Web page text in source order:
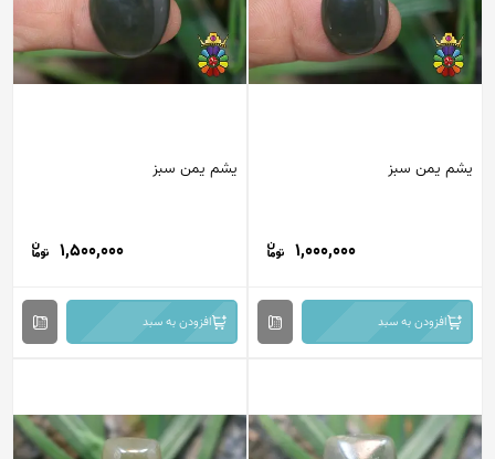
یشم یمن سبز
1,000,000
افزودن به سبد
یشم یمن سبز
1,500,000
افزودن به سبد